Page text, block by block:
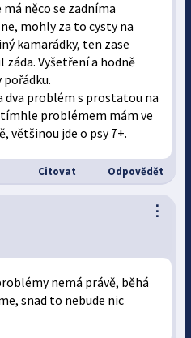
něco se zadníma
mohly za to cysty na
kamarádky, ten zase
záda. Vyšetření a hodně
dva problém s prostatou na
problémem mám ve
většinou jde o psy 7+.
Citovat Odpovědět
⋮
nemá právě, běhá
snad to nebude nic